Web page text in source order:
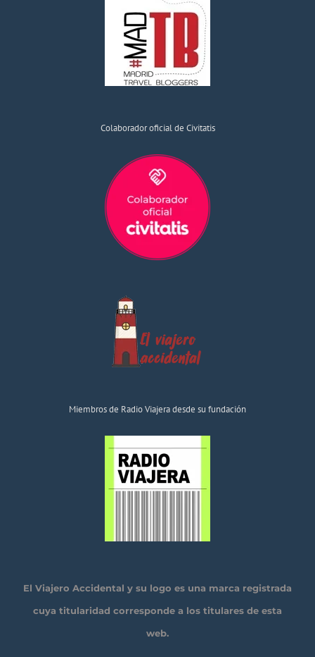
Colaborador oficial de Civitatis
Miembros de Radio Viajera desde su fundación
El Viajero Accidental y su logo es una marca registrada
cuya titularidad corresponde a los titulares de esta
web.